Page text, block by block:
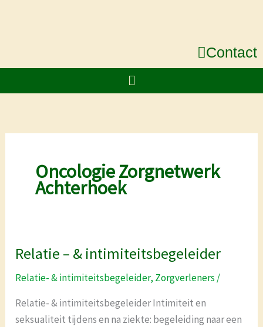
Contact
Menu
Oncologie Zorgnetwerk
Achterhoek
Relatie – & intimiteitsbegeleider
Relatie- & intimiteitsbegeleider, Zorgverleners /
Relatie- & intimiteitsbegeleider Intimiteit en
seksualiteit tijdens en na ziekte: begeleiding naar een
Relatie
&
intimiteitsbegeleider